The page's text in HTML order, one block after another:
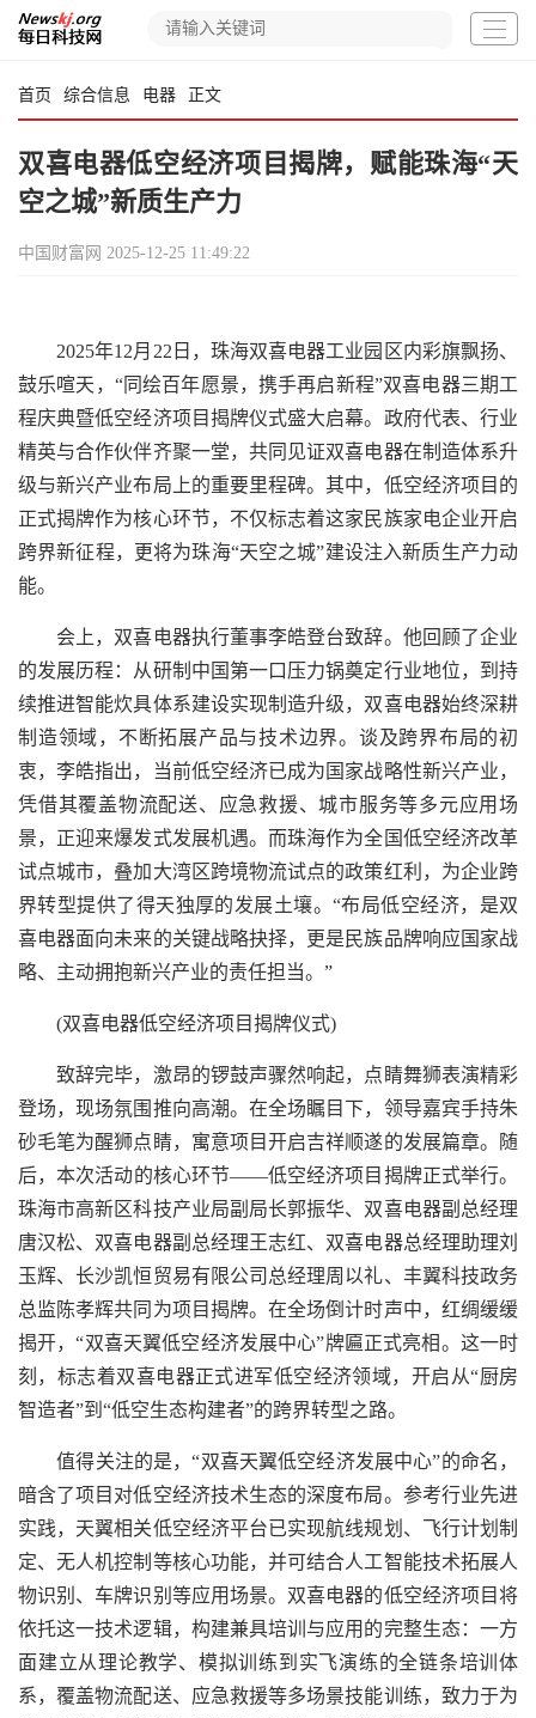
首页 综合信息 电器 正文
双喜电器低空经济项目揭牌，赋能珠海“天
空之城”新质生产力
中国财富网 2025-12-25 11:49:22
2025年12月22日，珠海双喜电器工业园区内彩旗飘扬、
鼓乐喧天，“同绘百年愿景，携手再启新程”双喜电器三期工
程庆典暨低空经济项目揭牌仪式盛大启幕。政府代表、行业
精英与合作伙伴齐聚一堂，共同见证双喜电器在制造体系升
级与新兴产业布局上的重要里程碑。其中，低空经济项目的
正式揭牌作为核心环节，不仅标志着这家民族家电企业开启
跨界新征程，更将为珠海“天空之城”建设注入新质生产力动
能。
会上，双喜电器执行董事李皓登台致辞。他回顾了企业
的发展历程：从研制中国第一口压力锅奠定行业地位，到持
续推进智能炊具体系建设实现制造升级，双喜电器始终深耕
制造领域，不断拓展产品与技术边界。谈及跨界布局的初
衷，李皓指出，当前低空经济已成为国家战略性新兴产业，
凭借其覆盖物流配送、应急救援、城市服务等多元应用场
景，正迎来爆发式发展机遇。而珠海作为全国低空经济改革
试点城市，叠加大湾区跨境物流试点的政策红利，为企业跨
界转型提供了得天独厚的发展土壤。“布局低空经济，是双
喜电器面向未来的关键战略抉择，更是民族品牌响应国家战
略、主动拥抱新兴产业的责任担当。”
(双喜电器低空经济项目揭牌仪式)
致辞完毕，激昂的锣鼓声骤然响起，点睛舞狮表演精彩
登场，现场氛围推向高潮。在全场瞩目下，领导嘉宾手持朱
砂毛笔为醒狮点睛，寓意项目开启吉祥顺遂的发展篇章。随
后，本次活动的核心环节——低空经济项目揭牌正式举行。
珠海市高新区科技产业局副局长郭振华、双喜电器副总经理
唐汉松、双喜电器副总经理王志红、双喜电器总经理助理刘
玉辉、长沙凯恒贸易有限公司总经理周以礼、丰翼科技政务
总监陈孝辉共同为项目揭牌。在全场倒计时声中，红绸缓缓
揭开，“双喜天翼低空经济发展中心”牌匾正式亮相。这一时
刻，标志着双喜电器正式进军低空经济领域，开启从“厨房
智造者”到“低空生态构建者”的跨界转型之路。
值得关注的是，“双喜天翼低空经济发展中心”的命名，
暗含了项目对低空经济技术生态的深度布局。参考行业先进
实践，天翼相关低空经济平台已实现航线规划、飞行计划制
定、无人机控制等核心功能，并可结合人工智能技术拓展人
物识别、车牌识别等应用场景。双喜电器的低空经济项目将
依托这一技术逻辑，构建兼具培训与应用的完整生态：一方
面建立从理论教学、模拟训练到实飞演练的全链条培训体
系，覆盖物流配送、应急救援等多场景技能训练，致力于为